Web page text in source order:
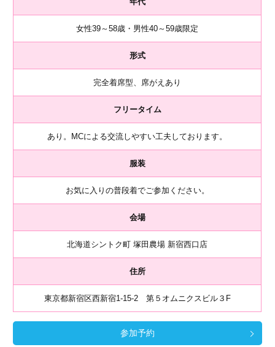
女性39～58歳・男性40～59歳限定
形式
完全着席型、席がえあり
フリータイム
あり。MCによる交流しやすい工夫しております。
服装
お気に入りの普段着でご参加ください。
会場
北海道シントク町 塚田農場 新宿西口店
住所
東京都新宿区西新宿1-15-2 第５オムニクスビル３F
参加予約